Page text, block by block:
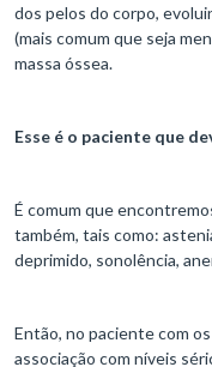
dos pelos do corpo,
(mais comum que seja
massa óssea.
Esse é o paciente que
É comum que
também, tais como:
deprimido, sonolência,
Então, no paciente com
associação com níveis